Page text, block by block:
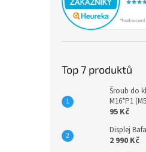
Top 7 produktů
Šroub do
M16*P1
95 Kč
Displej
2 990 Kč